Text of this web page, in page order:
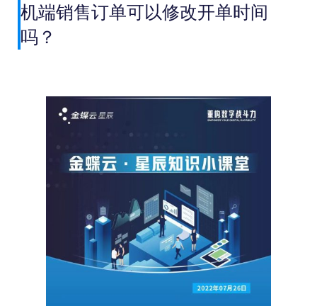
机端销售订单可以修改开单时间
吗？